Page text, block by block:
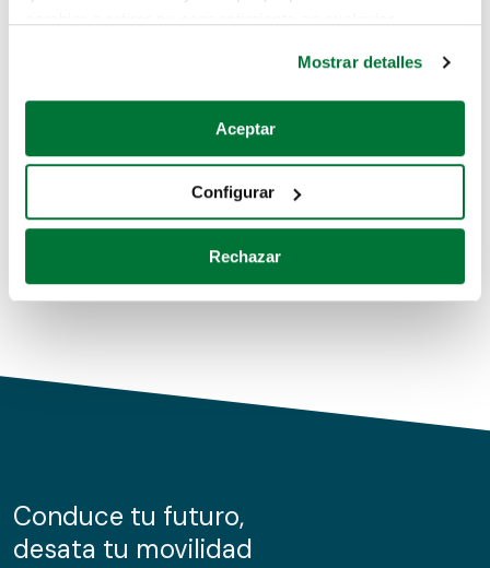
Si lo permite, también quisiéramos:
Recopilar información sobre su ubicación geográfica
Identificar su dispositivo analizándolo activamente
para buscar características específicas (huellas
Obtenga más información sobre cómo se procesan sus
de cookies.
información sobre el uso que haga del sitio web con
nuestros partners de redes sociales, publicidad y análisis
Mostrar detalles
Aceptar
Configurar
Rechazar
buscando en alguno de estos enlaces:
Coches de segunda mano
Coches de km0
Conduce tu futuro,
desata tu movilidad